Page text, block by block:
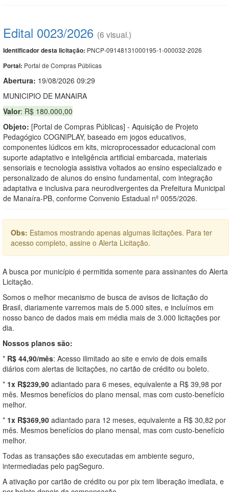
Edital 0023/2026 (6 visual.)
Identificador desta licitação: PNCP-09148131000195-1-000032-2026
Portal: Portal de Compras Públicas
Abertura: 19/08/2026 09:29
MUNICIPIO DE MANAIRA
Valor: R$ 180.000,00
Objeto: [Portal de Compras Públicas] - Aquisição de Projeto
Pedagógico COGNIPLAY, baseado em jogos educativos,
componentes lúdicos em kits, microprocessador educacional com
suporte adaptativo e inteligência artificial embarcada, materiais
sensoriais e tecnologia assistiva voltados ao ensino especializado e
personalizado de alunos do ensino fundamental, com integração
adaptativa e inclusiva para neurodivergentes da Prefeitura Municipal
de Manaíra-PB, conforme Convenio Estadual nº 0055/2026.
Obs: Estamos mostrando apenas algumas licitações. Para ter
acesso completo, assine o Alerta Licitação.
A busca por município é permitida somente para assinantes do Alerta
Licitação.
Somos o melhor mecanismo de busca de avisos de licitação do
Brasil, diariamente varremos mais de 5.000 sites, e incluímos em
nosso banco de dados mais em média mais de 3.000 licitações por
dia.
Nossos planos são:
* R$ 44,90/mês: Acesso ilimitado ao site e envio de dois emails
diários com alertas de licitações, no cartão de crédito ou boleto.
* 1x R$239,90 adiantado para 6 meses, equivalente a R$ 39,98 por
mês. Mesmos benefícios do plano mensal, mas com custo-benefício
melhor.
* 1x R$369,90 adiantado para 12 meses, equivalente a R$ 30,82 por
mês. Mesmos benefícios do plano mensal, mas com custo-benefício
melhor.
Todas as transações são executadas em ambiente seguro,
intermediadas pelo pagSeguro.
A ativação por cartão de crédito ou por pix tem liberação imediata, e